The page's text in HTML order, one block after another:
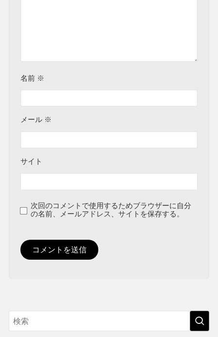
名前 ※
メール ※
サイト
次回のコメントで使用するためブラウザーに自分
の名前、メールアドレス、サイトを保存する。